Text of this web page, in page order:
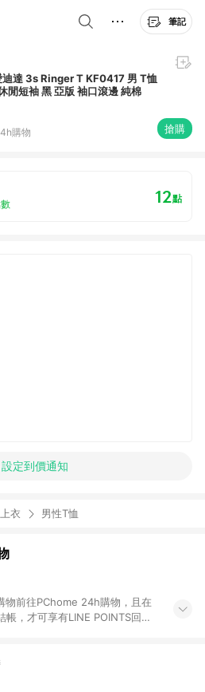
筆記
達 3s Ringer T KF0417 男 T恤
閒短袖 黑 亞版 袖口滾邊 純棉
購物 搶購
12點
設定到價通知
衣 男性T恤
物前往PChome 24h購物，且在
帳，才可享有LINE POINTS回饋
訂單、退貨、購物中登出